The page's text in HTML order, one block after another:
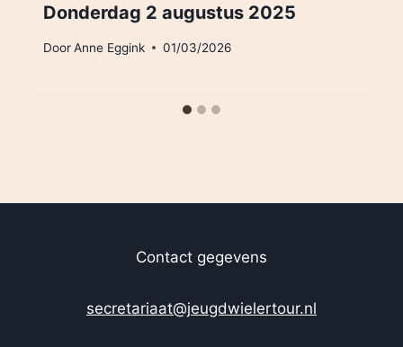
Donderdag 2 augustus 2025
DoorAnne Eggink 01/03/2026
Contact gegevens
secretariaat@jeugdwielertour.nl